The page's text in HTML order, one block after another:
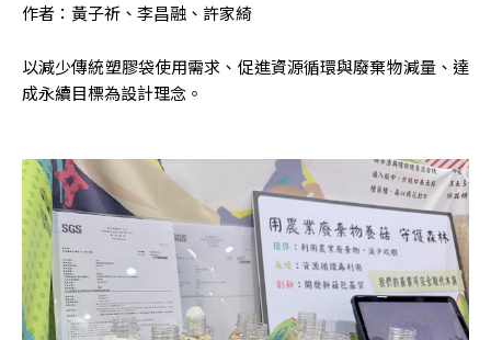
作者：黃子祈、李昌融、許家綺
以減少傳統塑膠袋使用需求、促進資源循環與廢棄物減量、達
成永續目標為設計理念。